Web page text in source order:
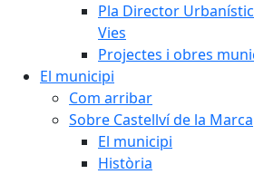
Pla Director
Vies
Projectes i obres
El municipi
Com arribar
Sobre Castellví de la Marca
El municipi
Història